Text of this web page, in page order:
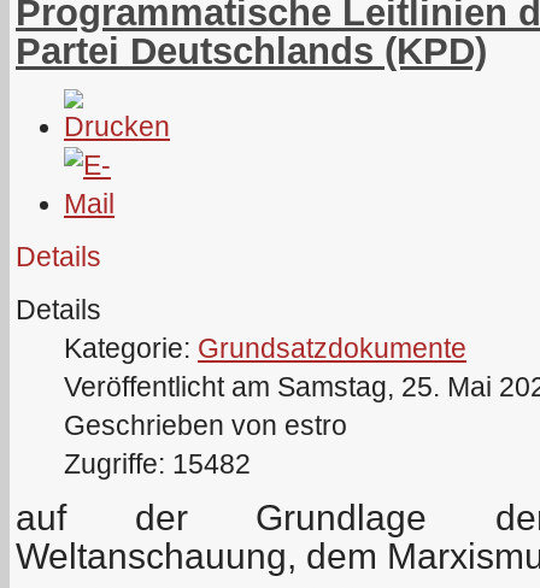
Programmatische Leitlinien
Partei Deutschlands (KPD)
Details
Details
Kategorie: Grundsatzdokumente
Veröffentlicht am Samstag, 25. Mai
Geschrieben von estro
Zugriffe: 15482
auf der Grundlage der
Weltanschauung, dem